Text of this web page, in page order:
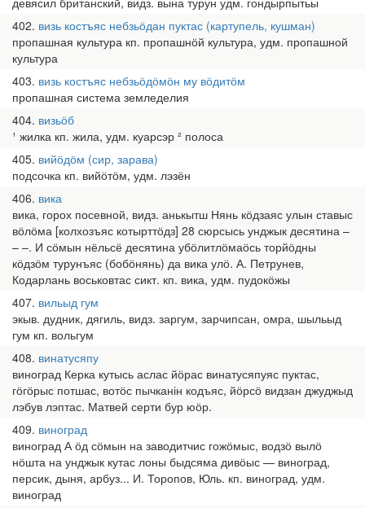
402 визь костъяс небзьӧдан пуктас (картупель, кушман)
пропашная культура кп. пропашнӧй культура, удм. пропашной
культура
403 визь костъяс небзьӧдӧмӧн му вӧдитӧм
пропашная система земледелия
404 визьӧб
¹ жилка кп. жила, удм. куарсэр ² полоса
405 вийӧдӧм (сир, зарава)
подсочка кп. вийӧтӧм, удм. лэзён
406 вика
вика, горох посевной, видз. анькытш Нянь кӧдзаяс улын ставыс
вӧлӧма [колхозъяс котырттӧдз] 28 сюрсысь унджык десятина –
– –. И сӧмын нёльсё десятина убӧлитлӧмаӧсь торйӧдны
кӧдзӧм турунъяс (бобӧнянь) да вика улӧ. А. Петрунев,
Кодарлань воськовтас сикт. кп. вика, удм. пудокӧжы
407 вильыд гум
экыв. дудник, дягиль, видз. заргум, зарчипсан, омра, шыльыд
гум кп. вольгум
408 винатусяпу
виноград Керка кутысь аслас йӧрас винатусяпуяс пуктас,
гӧгӧрыс потшас, вотӧс пычканін кодъяс, йӧрсӧ видзан джуджыд
лэбув лэптас. Матвей серти бур юӧр.
409 виноград
виноград А ӧд сӧмын на заводитчис гожӧмыс, водзӧ вылӧ
нӧшта на унджык кутас лоны быдсяма дивӧыс — виноград,
персик, дыня, арбуз... И. Торопов, Юль. кп. виноград, удм.
виноград